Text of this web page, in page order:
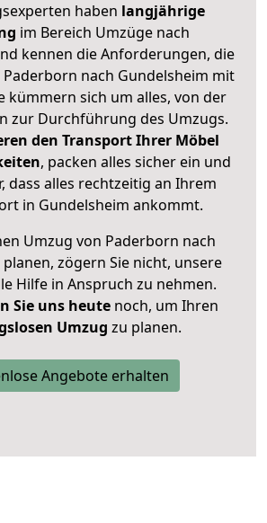
haben langjährige
im Bereich Umzüge nach
kennen die Anforderungen, die
nach Gundelsheim mit
kümmern sich um alles, von der
zur Durchführung des Umzugs.
den Transport Ihrer Möbel
, packen alles sicher ein und
dass alles rechtzeitig an Ihrem
in Gundelsheim ankommt.
Umzug von Paderborn nach
zögern Sie nicht, unsere
Hilfe in Anspruch zu nehmen.
Sie uns heutenoch, um Ihren
Umzug zu planen.
Angebote erhalten